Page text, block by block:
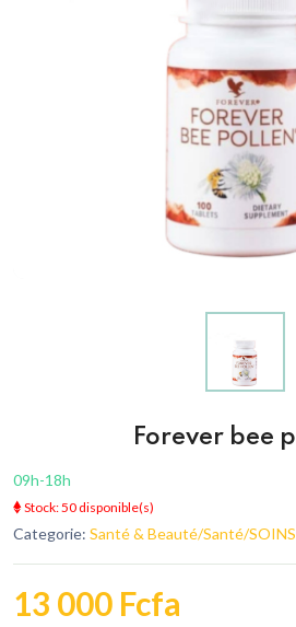
Forever bee
09h-18h
Stock: 50 disponible(s)
Categorie: Santé & Beauté/Santé/
13 000 Fcfa